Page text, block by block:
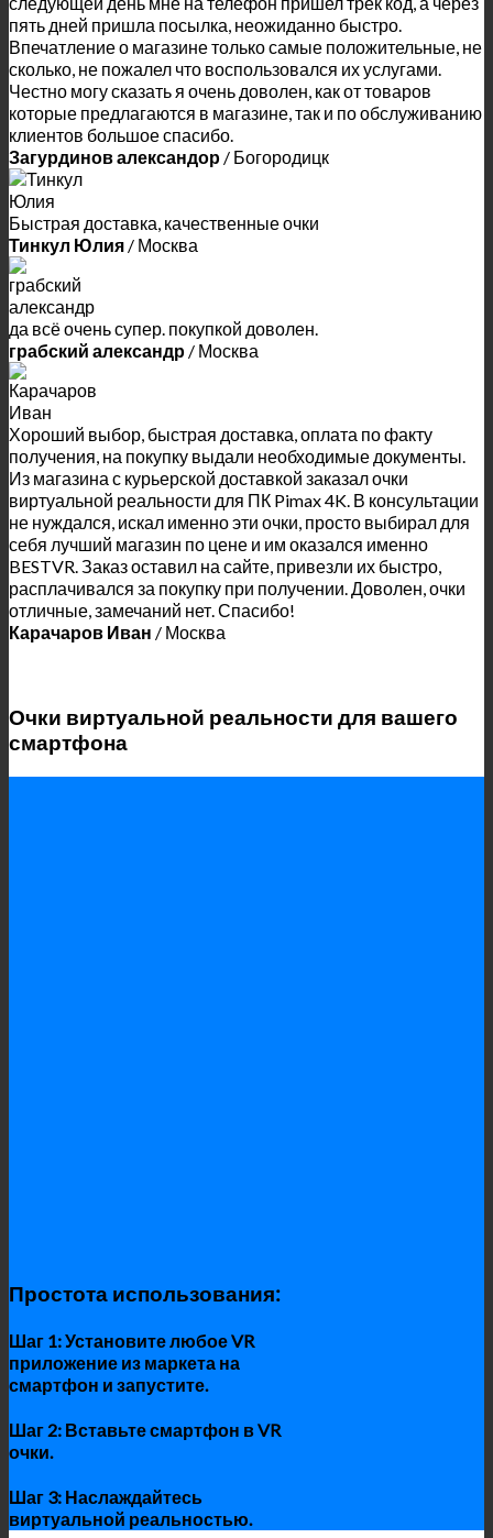
пять дней пришла посылка, неожиданно быстро.
Впечатление о магазине только самые положительные, не
сколько, не пожалел что воспользовался их услугами.
Честно могу сказать я очень доволен, как от товаров
которые предлагаются в магазине, так и по обслуживанию
клиентов большое спасибо.
Загурдинов александор / Богородицк
Быстрая доставка, качественные очки
Тинкул Юлия / Москва
да всё очень супер. покупкой доволен.
грабский александр / Москва
Хороший выбор, быстрая доставка, оплата по факту
получения, на покупку выдали необходимые документы.
Из магазина с курьерской доставкой заказал очки
виртуальной реальности для ПК Pimax 4K. В консультации
не нуждался, искал именно эти очки, просто выбирал для
себя лучший магазин по цене и им оказался именно
BESTVR. Заказ оставил на сайте, привезли их быстро,
расплачивался за покупку при получении. Доволен, очки
отличные, замечаний нет. Спасибо!
Карачаров Иван / Москва
Очки виртуальной реальности для вашего
смартфона
Простота использования:
Шаг 1: Установите любое VR
приложение из маркета на
смартфон и запустите.
Шаг 2: Вставьте смартфон в VR
очки.
Шаг 3: Наслаждайтесь
виртуальной реальностью.